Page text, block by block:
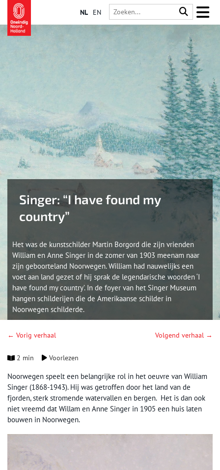
NL EN
Singer: “I have found my
country”
Het was de kunstschilder Martin Borgord die zijn vrienden
William en Anne Singer in de zomer van 1903 meenam naar
zijn geboorteland Noorwegen. William had nauwelijks een
voet aan land gezet of hij sprak de legendarische woorden ‘I
have found my country’. In de foyer van het Singer Museum
hangen schilderijen die de Amerikaanse schilder in
Noorwegen schilderde.
← Vorig verhaal Volgend verhaal →
2 min Voorlezen
Noorwegen speelt een belangrijke rol in het oeuvre van William
Singer (1868-1943). Hij was getroffen door het land van de
fjorden, sterk stromende watervallen en bergen. Het is dan ook
niet vreemd dat Willam en Anne Singer in 1905 een huis laten
bouwen in Noorwegen.